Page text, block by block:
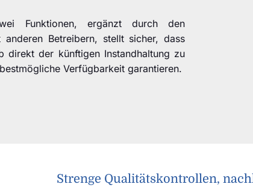
Funktionen, ergänzt durch den
anderen Betreibern, stellt sicher, dass
direkt der künftigen Instandhaltung zu
Verfügbarkeit garantieren.
Strenge Qualitätskontrollen,